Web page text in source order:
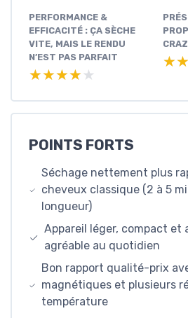
PERFORMANCE &
EFFICACITÉ : ÇA SÈCHE
VITE, MAIS LE RENDU
N’EST PAS PARFAIT
★★★★★
★★★★★
POINTS FORTS
Séchage nettement plus
cheveux classique (2 à 5
longueur)
Appareil léger, compact et
agréable au quotidien
Bon rapport qualité-prix
magnétiques et plusieurs
température